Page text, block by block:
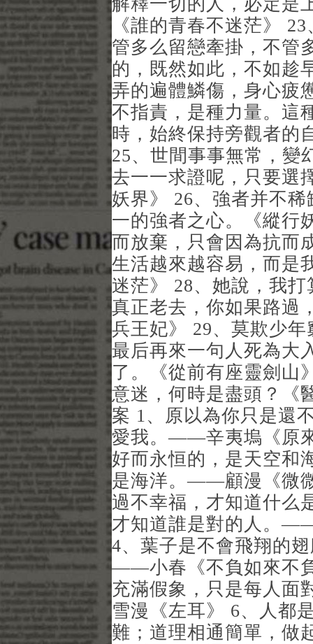
《誰的青春不迷茫》
管多么留戀牽掛，不管
的，既然如此，不如趁
弄的遍體鱗傷，身心疲
不指責，是種力量。這
時，始終保持旁觀者的
25、世間事事無常，變
去一一求證呢，只要選
妖界》 26、強者并不
一的強者之心。《縱行
而放棄，只會因為抗而
生活越來越容易，而是
迷茫》 28、她說，我
真正老去，你如果路過
兵王妃》 29、莫欺少
最后再來一句人死為大
了。《從前有座靈劍山
意迷，何時是盡頭？《
案 1、原以為你只是還
愛我。——辛夷塢《原
好而永恒的，是天空和
是海洋。——顧漫《微
過不幸福，才知道什么
才知道誰是對的人。
4、葉子是不會飛翔的
——小春《不負如來不
充滿假象，只是每人
雪漫《左耳》 6、人都
難；道理相通簡單，